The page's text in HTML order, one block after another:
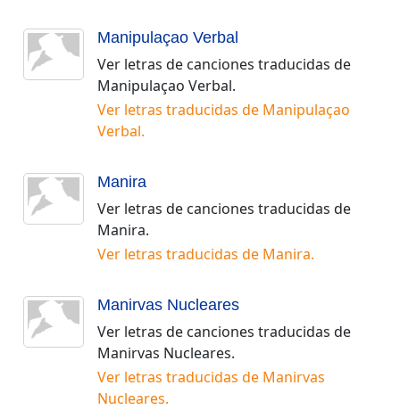
Manipulaçao Verbal
Ver letras de canciones traducidas de
Manipulaçao Verbal.
Ver letras traducidas de Manipulaçao
Verbal.
Manira
Ver letras de canciones traducidas de
Manira.
Ver letras traducidas de Manira.
Manirvas Nucleares
Ver letras de canciones traducidas de
Manirvas Nucleares.
Ver letras traducidas de Manirvas
Nucleares.